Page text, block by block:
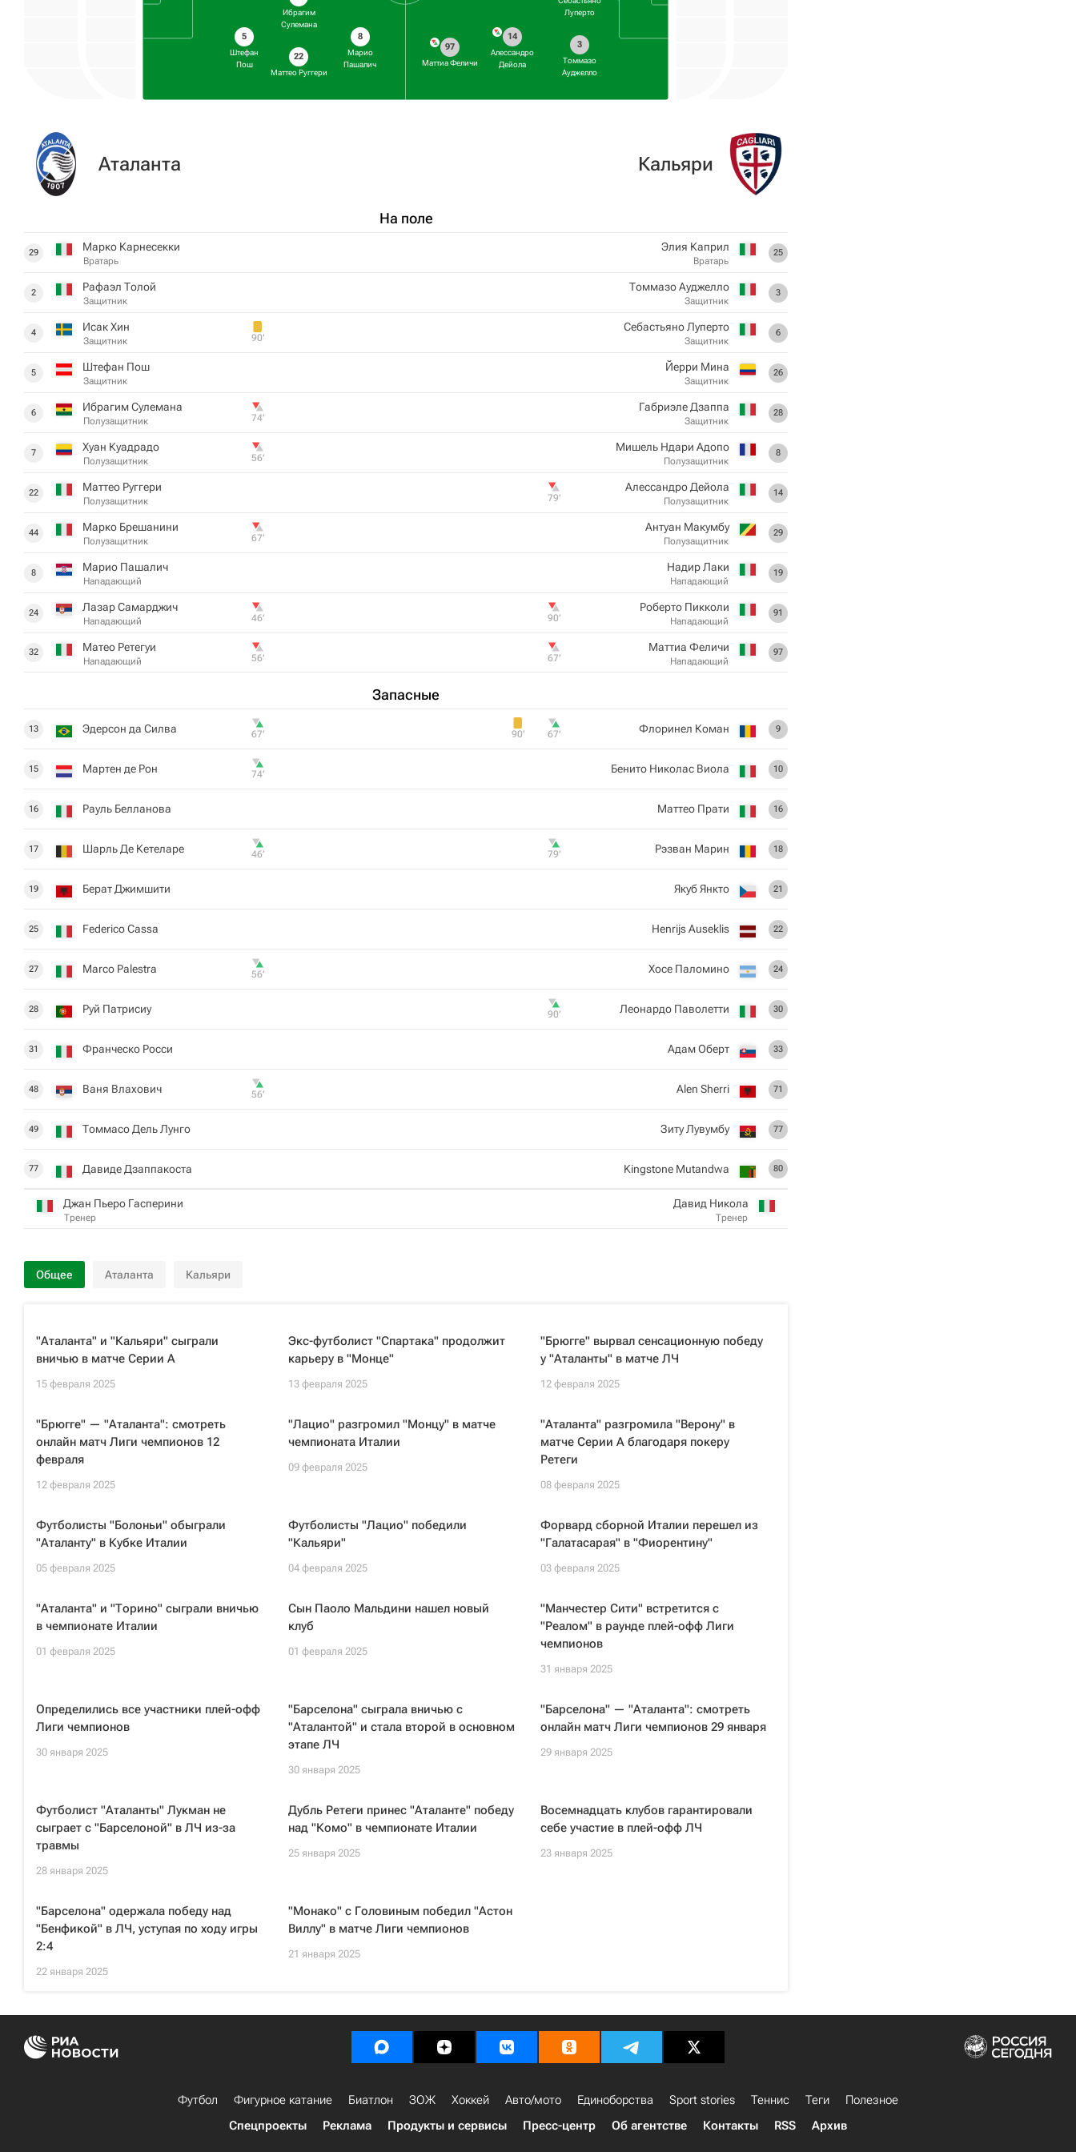
5
Штефан
Пош
Ибрагим
Сулемана
22
Маттео Руггери
8
Марио
Пашалич
Луперто
3
Томмазо
Ауджелло
14
Алессандро
Дейола
97
Маттиа Феличи
Аталанта
На поле
29 Марко Карнесекки
Вратарь
2 Рафаэл Толой
Защитник
4 Исак Хин
Защитник 90‎’‎
5 Штефан Пош
Защитник
6 Ибрагим Сулемана
Полузащитник 74‎’‎
7 Хуан Куадрадо
Полузащитник 56‎’‎
22 Маттео Руггери
Полузащитник
44 Марко Брешанини
Полузащитник 67‎’‎
8 Марио Пашалич
Нападающий
24 Лазар Самарджич
Нападающий 46‎’‎
32 Матео Ретегуи
Нападающий 56‎’‎
Запасные
13 Эдерсон да Силва 67‎’‎
15 Мартен де Рон 74‎’‎
16 Рауль Белланова
17 Шарль Де Кетеларе 46‎’‎
19 Берат Джимшити
25 Federico Cassa
27 Marco Palestra 56‎’‎
28 Руй Патрисиу
31 Франческо Росси
48 Ваня Влахович 56‎’‎
49 Томмасо Дель Лунго
77 Давиде Дзаппакоста
Джан Пьеро Гасперини
Тренер
Кальяри
25
Элия ​​Каприл
Вратарь
3
Томмазо Ауджелло
Защитник
6
Себастьяно Луперто
Защитник
26
Йерри Мина
Защитник
28
Габриэле Дзаппа
Защитник
8
Мишель Ндари Адопо
Полузащитник
14
Алессандро Дейола
Полузащитник
79‎’‎
29
Антуан Макумбу
Полузащитник
19
Надир Лаки
Нападающий
91
Роберто Пикколи
Нападающий
90‎’‎
97
Маттиа Феличи
Нападающий
67‎’‎
9
Флоринел Коман
67‎’‎
90‎’‎
10
Бенито Николас Виола
16
Маттео Прати
18
Рэзван Марин
79‎’‎
21
Якуб Янкто
22
Henrijs Auseklis
24
Хосе Паломино
30
Леонардо Паволетти
90‎’‎
33
Адам Оберт
71
Alen Sherri
77
Зиту Лувумбу
80
Kingstone Mutandwa
Давид Никола
Тренер
Общее Аталанта Кальяри
"Аталанта" и "Кальяри" сыграли
вничью в матче Серии А
15 февраля 2025
Экс-футболист "Спартака" продолжит
карьеру в "Монце"
13 февраля 2025
"Брюгге" вырвал сенсационную победу
у "Аталанты" в матче ЛЧ
12 февраля 2025
"Брюгге" — "Аталанта": смотреть
онлайн матч Лиги чемпионов 12
февраля
12 февраля 2025
"Лацио" разгромил "Монцу" в матче
чемпионата Италии
09 февраля 2025
"Аталанта" разгромила "Верону" в
матче Серии А благодаря покеру
Ретеги
08 февраля 2025
Футболисты "Болоньи" обыграли
"Аталанту" в Кубке Италии
05 февраля 2025
Футболисты "Лацио" победили
"Кальяри"
04 февраля 2025
Форвард сборной Италии перешел из
"Галатасарая" в "Фиорентину"
03 февраля 2025
"Аталанта" и "Торино" сыграли вничью
в чемпионате Италии
01 февраля 2025
Сын Паоло Мальдини нашел новый
клуб
01 февраля 2025
"Манчестер Сити" встретится с
"Реалом" в раунде плей-офф Лиги
чемпионов
31 января 2025
Определились все участники плей-офф
Лиги чемпионов
30 января 2025
"Барселона" сыграла вничью с
"Аталантой" и стала второй в основном
этапе ЛЧ
30 января 2025
"Барселона" — "Аталанта": смотреть
онлайн матч Лиги чемпионов 29 января
29 января 2025
Футболист "Аталанты" Лукман не
сыграет с "Барселоной" в ЛЧ из-за
травмы
28 января 2025
Дубль Ретеги принес "Аталанте" победу
над "Комо" в чемпионате Италии
25 января 2025
Восемнадцать клубов гарантировали
себе участие в плей-офф ЛЧ
23 января 2025
"Барселона" одержала победу над
"Бенфикой" в ЛЧ, уступая по ходу игры
2:4
22 января 2025
"Монако" с Головиным победил "Астон
Виллу" в матче Лиги чемпионов
21 января 2025
Футбол Фигурное катание Биатлон ЗОЖ Хоккей Авто/мото Единоборства Sport stories Теннис Теги
Полезное
Спецпроекты
Реклама Продукты и сервисы Пресс-центр Об агентстве Контакты RSS Архив